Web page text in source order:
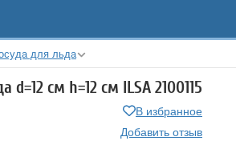
для льда
d=12 см h=12 см ILSA 2100115
В избранное
Добавить отзыв